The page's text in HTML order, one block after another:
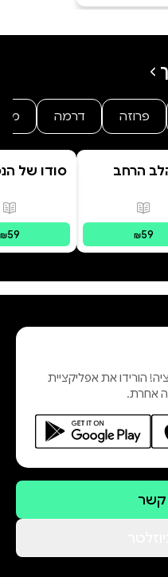
פרוזה דרמה
הרחב
פורמטים זמינים מודפס
₪59
סודו של
₪59
הורידו את אפליקציית
אחרת.
קשר